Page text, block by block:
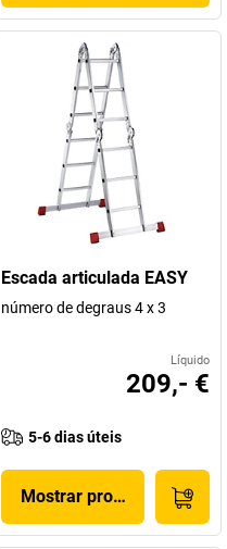
Escada articulada EASY
número de degraus 4 x 3
Líquido
209,- €
5-6 dias úteis
Mostrar produto